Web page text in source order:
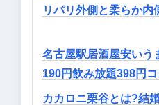
リパリ外側と柔らか内
名古屋駅居酒屋安いう
190円飲み放題398円
カカロニ栗谷とは?結